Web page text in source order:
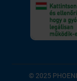
© 2025